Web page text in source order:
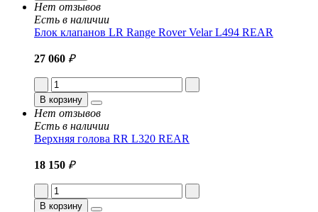
Нет отзывов
Есть в наличии
Блок клапанов LR Range Rover Velar L494 REAR
27 060 ₽
В корзину
Нет отзывов
Есть в наличии
Верхняя голова RR L320 REAR
18 150 ₽
В корзину